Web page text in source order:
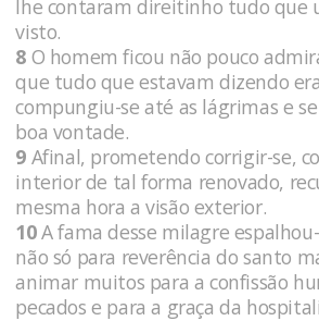
lhe contaram direitinho tudo que
visto.
8 O homem ficou não pouco
que tudo que estavam dizendo
compungiu-se até as lágrimas e
boa vontade.
9 Afinal, prometendo corrigir-se,
interior de tal forma renovado,
mesma hora a visão exterior.
10A fama desse milagre
não só para reverência do santo
animar muitos para a confissão
pecados e para a graça da